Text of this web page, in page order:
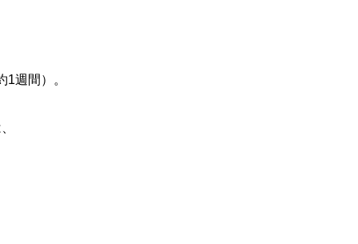
週間）。